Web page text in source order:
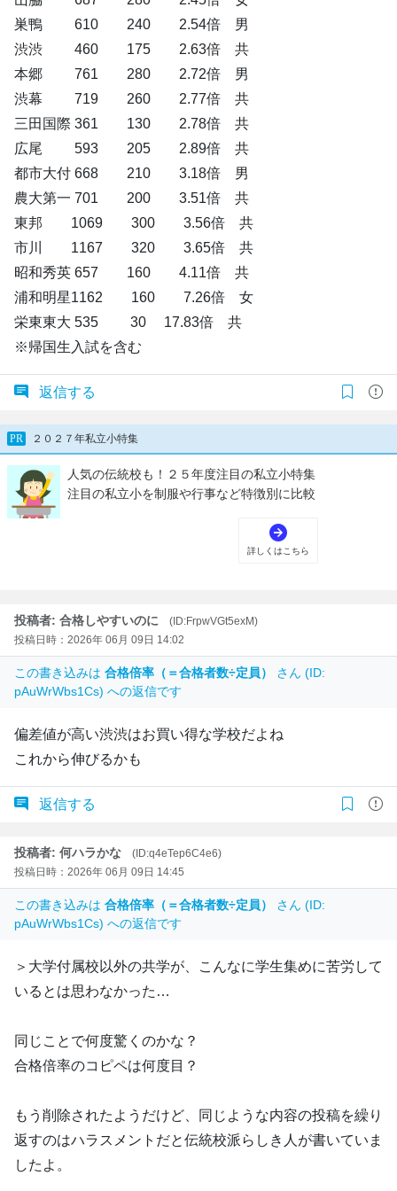
巣鴨 610 240 2.54倍 男
渋渋 460 175 2.63倍 共
本郷 761 280 2.72倍 男
渋幕 719 260 2.77倍 共
三田国際 361 130 2.78倍 共
広尾 593 205 2.89倍 共
都市大付 668 210 3.18倍 男
農大第一 701 200 3.51倍 共
東邦 1069 300 3.56倍 共
市川 1167 320 3.65倍 共
昭和秀英 657 160 4.11倍 共
浦和明星1162 160 7.26倍 女
栄東東大 535 30 17.83倍 共
※帰国生入試を含む
返信する
投稿者: 合格しやすいのに
(ID:FrpwVGt5exM)
投稿日時：2026年 06月 09日 14:02
この書き込みは 合格倍率（＝合格者数÷定員）
さん (ID:
pAuWrWbs1Cs) への返信です
偏差値が高い渋渋はお買い得な学校だよね
これから伸びるかも
返信する
投稿者: 何ハラかな
(ID:q4eTep6C4e6)
投稿日時：2026年 06月 09日 14:45
この書き込みは 合格倍率（＝合格者数÷定員）
さん (ID:
pAuWrWbs1Cs) への返信です
＞大学付属校以外の共学が、こんなに学生集めに苦労して
いるとは思わなかった…
同じことで何度驚くのかな？
合格倍率のコピペは何度目？
もう削除されたようだけど、同じような内容の投稿を繰り
返すのはハラスメントだと伝統校派らしき人が書いていま
したよ。